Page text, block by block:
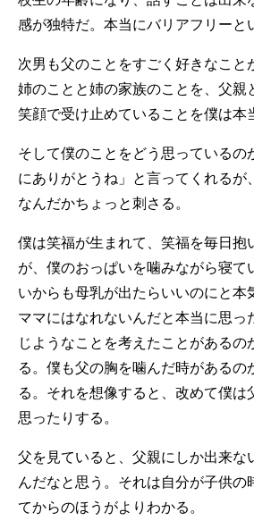
感が独特だ。本当にバリアフリーと
次男も父のことをすごく好きなこと
姉のことと姉の家族のことを、父親
笑顔で受け止めていることを僕は本
そして僕のことをどう思っている
にありがとうね」と言ってくれるが
なんだかちょっと刺さる。
僕は笑福が生まれて、笑福を毎日抱
が、僕のおっぱいを噛みながら寝て
いからも母乳が出たらいいのにと本
ママにはなれないんだと本当に思っ
じようなことを考えたことがあるの
る。僕も父の胸を噛んだ時があるの
る。それを想像すると、改めて僕は
思ったりする。
父を見ていると、父親にしか出来な
んだなと思う。それは自分が子供の
てからのほうがよりわかる。